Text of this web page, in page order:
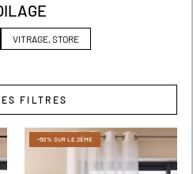
VITRAGE, STORE
FILTRES
-50% SUR LE 2ÈME